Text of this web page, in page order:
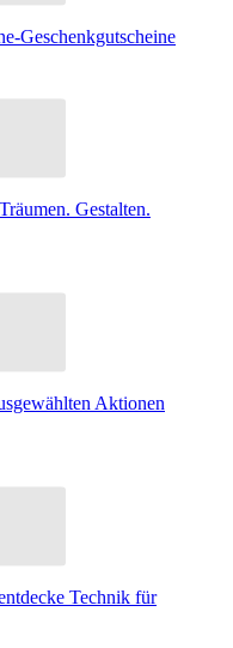
Geschenkgutscheine
Gestalten.
Aktionen
Technik für